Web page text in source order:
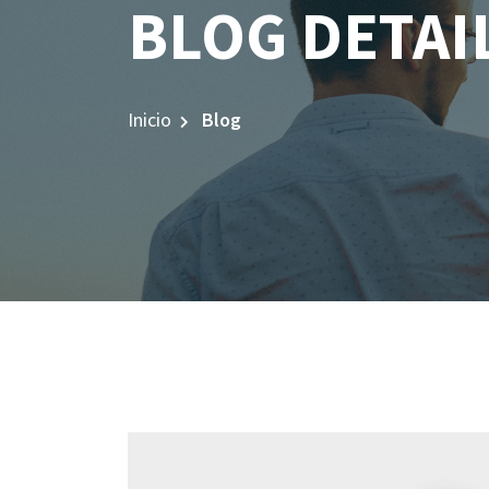
BLOG
Inicio Blog